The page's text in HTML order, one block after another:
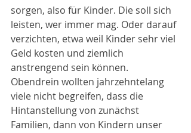
sorgen, also für Kinder. Die soll sich
leisten, wer immer mag. Oder darauf
verzichten, etwa weil Kinder sehr viel
Geld kosten und ziemlich
anstrengend sein können.
Obendrein wollten jahrzehntelang
viele nicht begreifen, dass die
Hintanstellung von zunächst
Familien, dann von Kindern unser